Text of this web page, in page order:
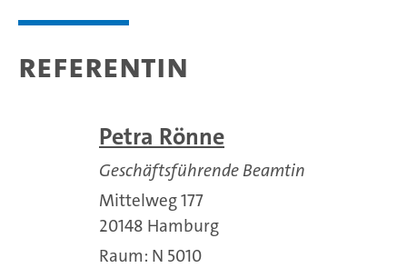
Referentin
Petra Rönne
Geschäftsführende Beamtin
Mittelweg 177
20148 Hamburg
Raum: N 5010